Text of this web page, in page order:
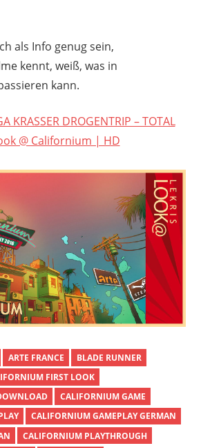
als Info genug sein,
kennt, weiß, was in
kann.
KRASSER DROGENTRIP – TOTAL
@ Californium | HD
ARTE FRANCE
BLADE RUNNER
FIRST LOOK
CALIFORNIUM GAME
CALIFORNIUM GAMEPLAY GERMAN
CALIFORNIUM PLAYTHROUGH